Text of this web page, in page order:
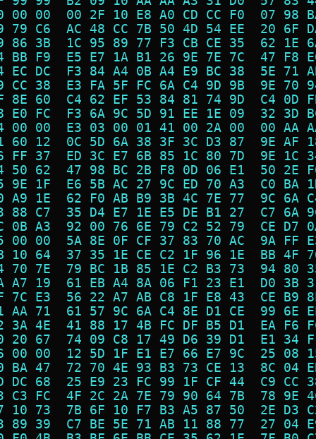
00 00  00 2F 10 E8 A0 CD CC F0  07
79 C6  AC 48 CC 7B 50 4D 54 EE  20
86 3B  1C 95 89 77 F3 CB CE 35  62
BB F9  E5 E7 1A B1 26 9E 7E 7C  47
EC DC  F3 84 A4 0B A4 E9 BC 38  5E
CC 38  E3 FA 5F FC 6A C4 9D 9B  9E
8E 60  C4 62 EF 53 84 81 74 9D  C4
E0 FC  F3 6A 9C 5D 91 EE 1E 09  32
00 00  E3 03 00 01 41 00 2A 00  00
60 12  0C 5D 6A 38 3F 3C D3 87  9E
FF 37  ED 3C E7 6B 85 1C 80 7D  9E
50 62  47 98 BC 2B F8 0D 06 E1  50
9E 1F  E6 5B AC 27 9C ED 70 A3  C0
A9 1E  62 F0 AB B9 3B 4C 7E 77  9C
88 C7  35 D4 E7 1E E5 DE B1 27  C7
0B A3  92 00 76 6E 79 C2 52 79  CE
00 00  5A 8E 0F CF 37 83 70 AC  9A
10 64  37 35 1E CE C2 1F 96 1E  BB
70 7E  79 BC 1B 85 1E C2 B3 73  94
A7 19  61 EB A4 8A 06 F1 23 E1  D0
7C E3  56 22 A7 AB C8 1F E8 43  CE
AA 71  61 57 9C 6A C4 8E D1 CE  99
3A 4E  41 88 17 4B FC DF B5 D1  EA
20 67  74 09 C8 17 49 D6 39 D1  E1
00 00  12 5D 1F E1 E7 66 E7 9C  25
BA 47  72 70 4E 93 B3 73 CE 13  8C
DC 68  25 E9 23 FC 99 1F CF 44  C9
C3 FC  4F 2C 2A 7E 79 90 64 7B  78
10 73  7B 6F 10 F7 B3 A5 87 50  2E
89 39  C7 BE 5E 71 AB 11 88 77  27